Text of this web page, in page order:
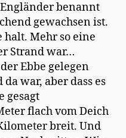
benannt
gewachsen ist.
Mehr so eine
Strand war…
Ebbe gelegen
war, aber dass es
gesagt
flach vom Deich
breit. Und